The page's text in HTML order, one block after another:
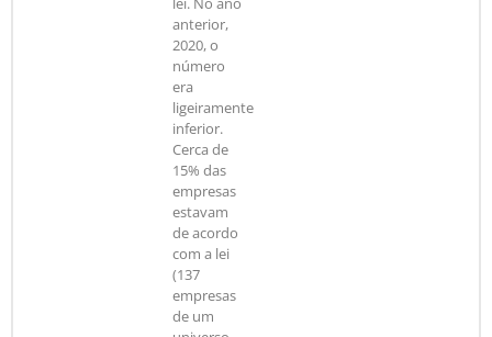
anterior,
2020, o
número
era
ligeiramente
inferior.
Cerca de
15% das
empresas
estavam
de acordo
com a lei
(137
empresas
de um